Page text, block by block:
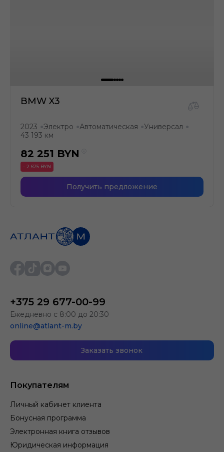
BMW X3
2023 ●Электро ●Автоматическая ●Универсал ●
43 193 км
82 251 BYN
- 2 675 BYN
Получить предложение
Покупателям
Личный кабинет клиента
Бонусная программа
Электронная книга отзывов
Юридическая информация
+375 29 677-00-99
Ежедневно с 8:00 до 20:30
online@atlant-m.by
Заказать звонок